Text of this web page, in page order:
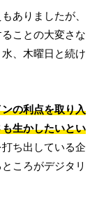
ありましたが、
ことの大変さな
、木曜日と続け
の利点を取り入
生かしたいとい
ち出している企
ころがデジタリ